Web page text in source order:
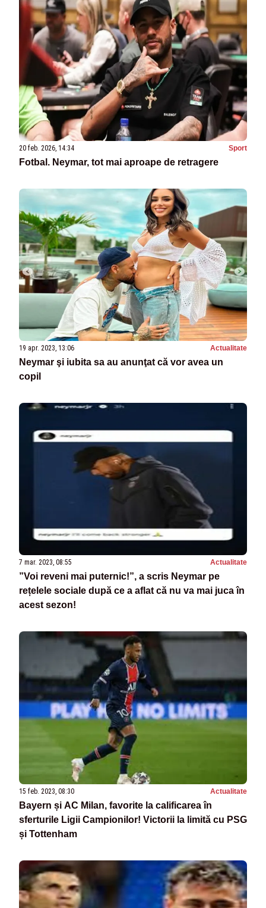
20 feb. 2026, 14:34 Sport
Fotbal. Neymar, tot mai aproape de retragere
19 apr. 2023, 13:06 Actualitate
Neymar şi iubita sa au anunţat că vor avea un
copil
7 mar. 2023, 08:55 Actualitate
”Voi reveni mai puternic!”, a scris Neymar pe
rețelele sociale după ce a aflat că nu va mai juca în
acest sezon!
15 feb. 2023, 08:30 Actualitate
Bayern și AC Milan, favorite la calificarea în
sferturile Ligii Campionilor! Victorii la limită cu PSG
și Tottenham